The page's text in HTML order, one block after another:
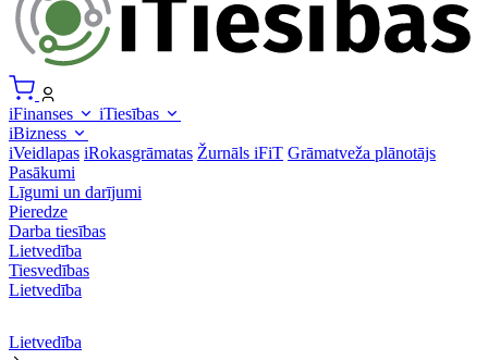
iFinanses
iTiesības
iBizness
iVeidlapas iRokasgrāmatas Žurnāls iFiT Grāmatveža plānotājs
Pasākumi
Līgumi un darījumi
Pieredze
Darba tiesības
Lietvedība
Tiesvedības
Lietvedība
Lietvedība